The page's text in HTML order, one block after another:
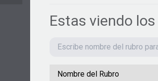
Estas viendo los
Nombre del Rubro